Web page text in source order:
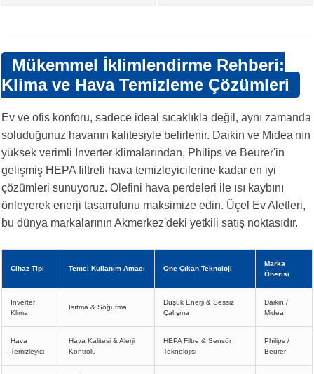
Mükemmel İklimlendirme Rehberi:
Klima ve Hava Temizleme Çözümleri
Ev ve ofis konforu, sadece ideal sıcaklıkla değil, aynı zamanda
soluduğunuz havanın kalitesiyle belirlenir. Daikin ve Midea'nın
yüksek verimli Inverter klimalarından, Philips ve Beurer'in
gelişmiş HEPA filtreli hava temizleyicilerine kadar en iyi
çözümleri sunuyoruz. Olefini hava perdeleri ile ısı kaybını
önleyerek enerji tasarrufunu maksimize edin. Üçel Ev Aletleri,
bu dünya markalarının Akmerkez'deki yetkili satış noktasıdır.
Cihaz Tipi Temel Kullanım Amacı Öne Çıkan Teknoloji
Marka
Önerisi
Inverter
Klima
Isıtma & Soğutma
Düşük Enerji & Sessiz
Çalışma
Daikin /
Midea
Hava
Temizleyici
Hava Kalitesi & Alerji
Kontrolü
HEPA Filtre & Sensör
Teknolojisi
Philips /
Beurer